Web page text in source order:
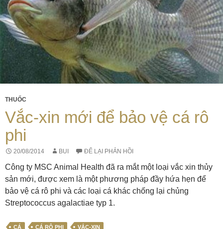
THUỐC
Vắc-xin mới để bảo vệ cá rô
phi
20/08/2014 BUI ĐỂ LẠI PHẢN HỒI
Công ty MSC Animal Health đã ra mắt một loại vắc xin thủy
sản mới, được xem là một phương pháp đầy hứa hẹn để
bảo vệ cá rô phi và các loại cá khác chống lại chủng
Streptococcus agalactiae typ 1.
CÁ CÁ RÔ PHI VẮC-XIN